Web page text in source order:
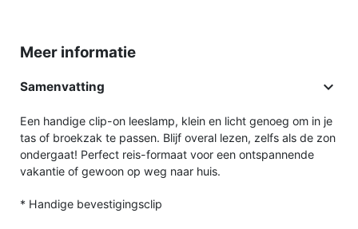
Meer informatie
Samenvatting 
Een handige clip-on leeslamp, klein en licht genoeg om in je
tas of broekzak te passen. Blijf overal lezen, zelfs als de zon
ondergaat! Perfect reis-formaat voor een ontspannende
vakantie of gewoon op weg naar huis.
* Handige bevestigingsclip